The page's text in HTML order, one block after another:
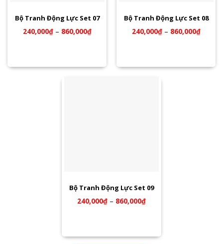
Bộ Tranh Động Lực Set 07
240,000₫– 860,000₫
Bộ Tranh Động Lực Set 08
240,000₫– 860,000₫
Bộ Tranh Động Lực Set 09
240,000₫ – 860,000₫